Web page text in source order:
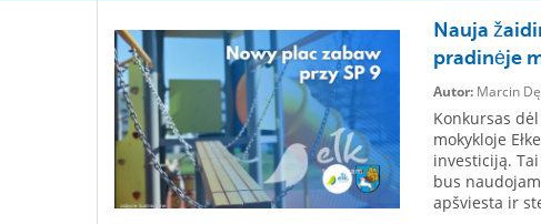
Nauja
pradinėje
Autor:Marcin
Konkursas
mokykloje
investiciją.
bus
apšviesta ir